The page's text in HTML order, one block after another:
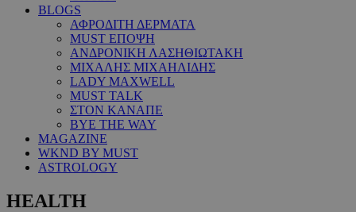
BLOGS
ΑΦΡΟΔΙΤΗ ΔΕΡΜΑΤΑ
MUST ΕΠΟΨΗ
ΑΝΔΡΟΝΙΚΗ ΛΑΣΗΘΙΩΤΑΚΗ
ΜΙΧΑΛΗΣ ΜΙΧΑΗΛΙΔΗΣ
LADY MAXWELL
MUST TALK
ΣΤΟΝ ΚΑΝΑΠΕ
BYE THE WAY
MAGAZINE
WKND BY MUST
ASTROLOGY
HEALTH